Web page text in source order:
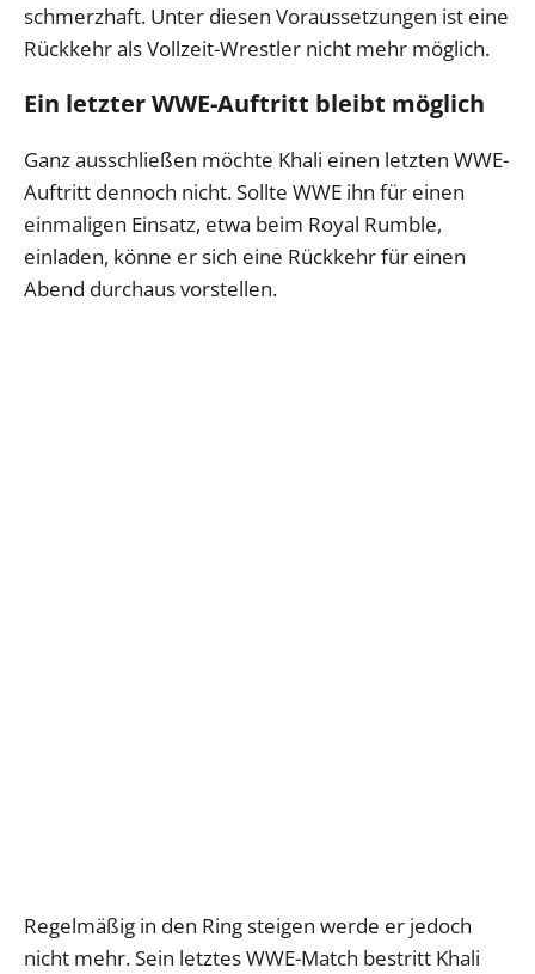
schmerzhaft. Unter diesen Voraussetzungen ist eine
Rückkehr als Vollzeit-Wrestler nicht mehr möglich.
Ein letzter WWE-Auftritt bleibt möglich
Ganz ausschließen möchte Khali einen letzten WWE-
Auftritt dennoch nicht. Sollte WWE ihn für einen
einmaligen Einsatz, etwa beim Royal Rumble,
einladen, könne er sich eine Rückkehr für einen
Abend durchaus vorstellen.
Regelmäßig in den Ring steigen werde er jedoch
nicht mehr. Sein letztes WWE-Match bestritt Khali